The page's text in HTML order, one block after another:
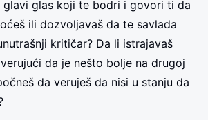
glas koji te bodri i govori ti da
ili dozvoljavaš da te savlada
kritičar? Da li istrajavaš
da je nešto bolje na drugoj
da veruješ da nisi u stanju da